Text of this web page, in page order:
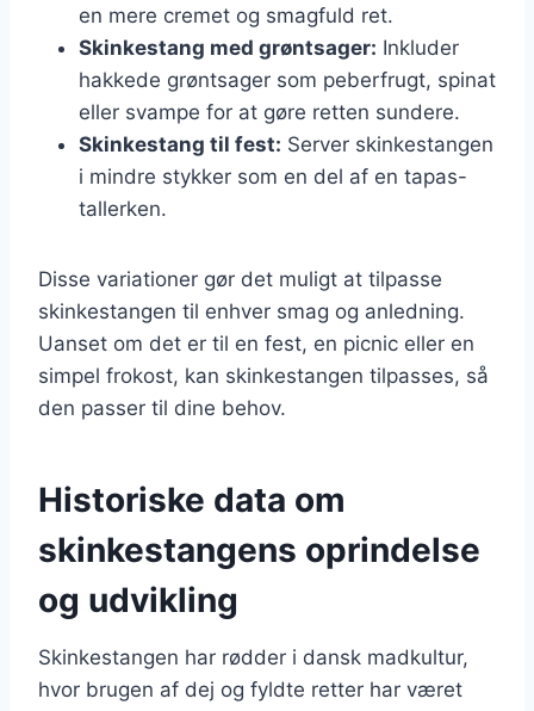
en mere cremet og smagfuld ret.
Skinkestang med grøntsager: Inkluder
hakkede grøntsager som peberfrugt, spinat
eller svampe for at gøre retten sundere.
Skinkestang til fest: Server skinkestangen
i mindre stykker som en del af en tapas-
tallerken.
Disse variationer gør det muligt at tilpasse
skinkestangen til enhver smag og anledning.
Uanset om det er til en fest, en picnic eller en
simpel frokost, kan skinkestangen tilpasses, så
den passer til dine behov.
Historiske data om
skinkestangens oprindelse
og udvikling
Skinkestangen har rødder i dansk madkultur,
hvor brugen af dej og fyldte retter har været